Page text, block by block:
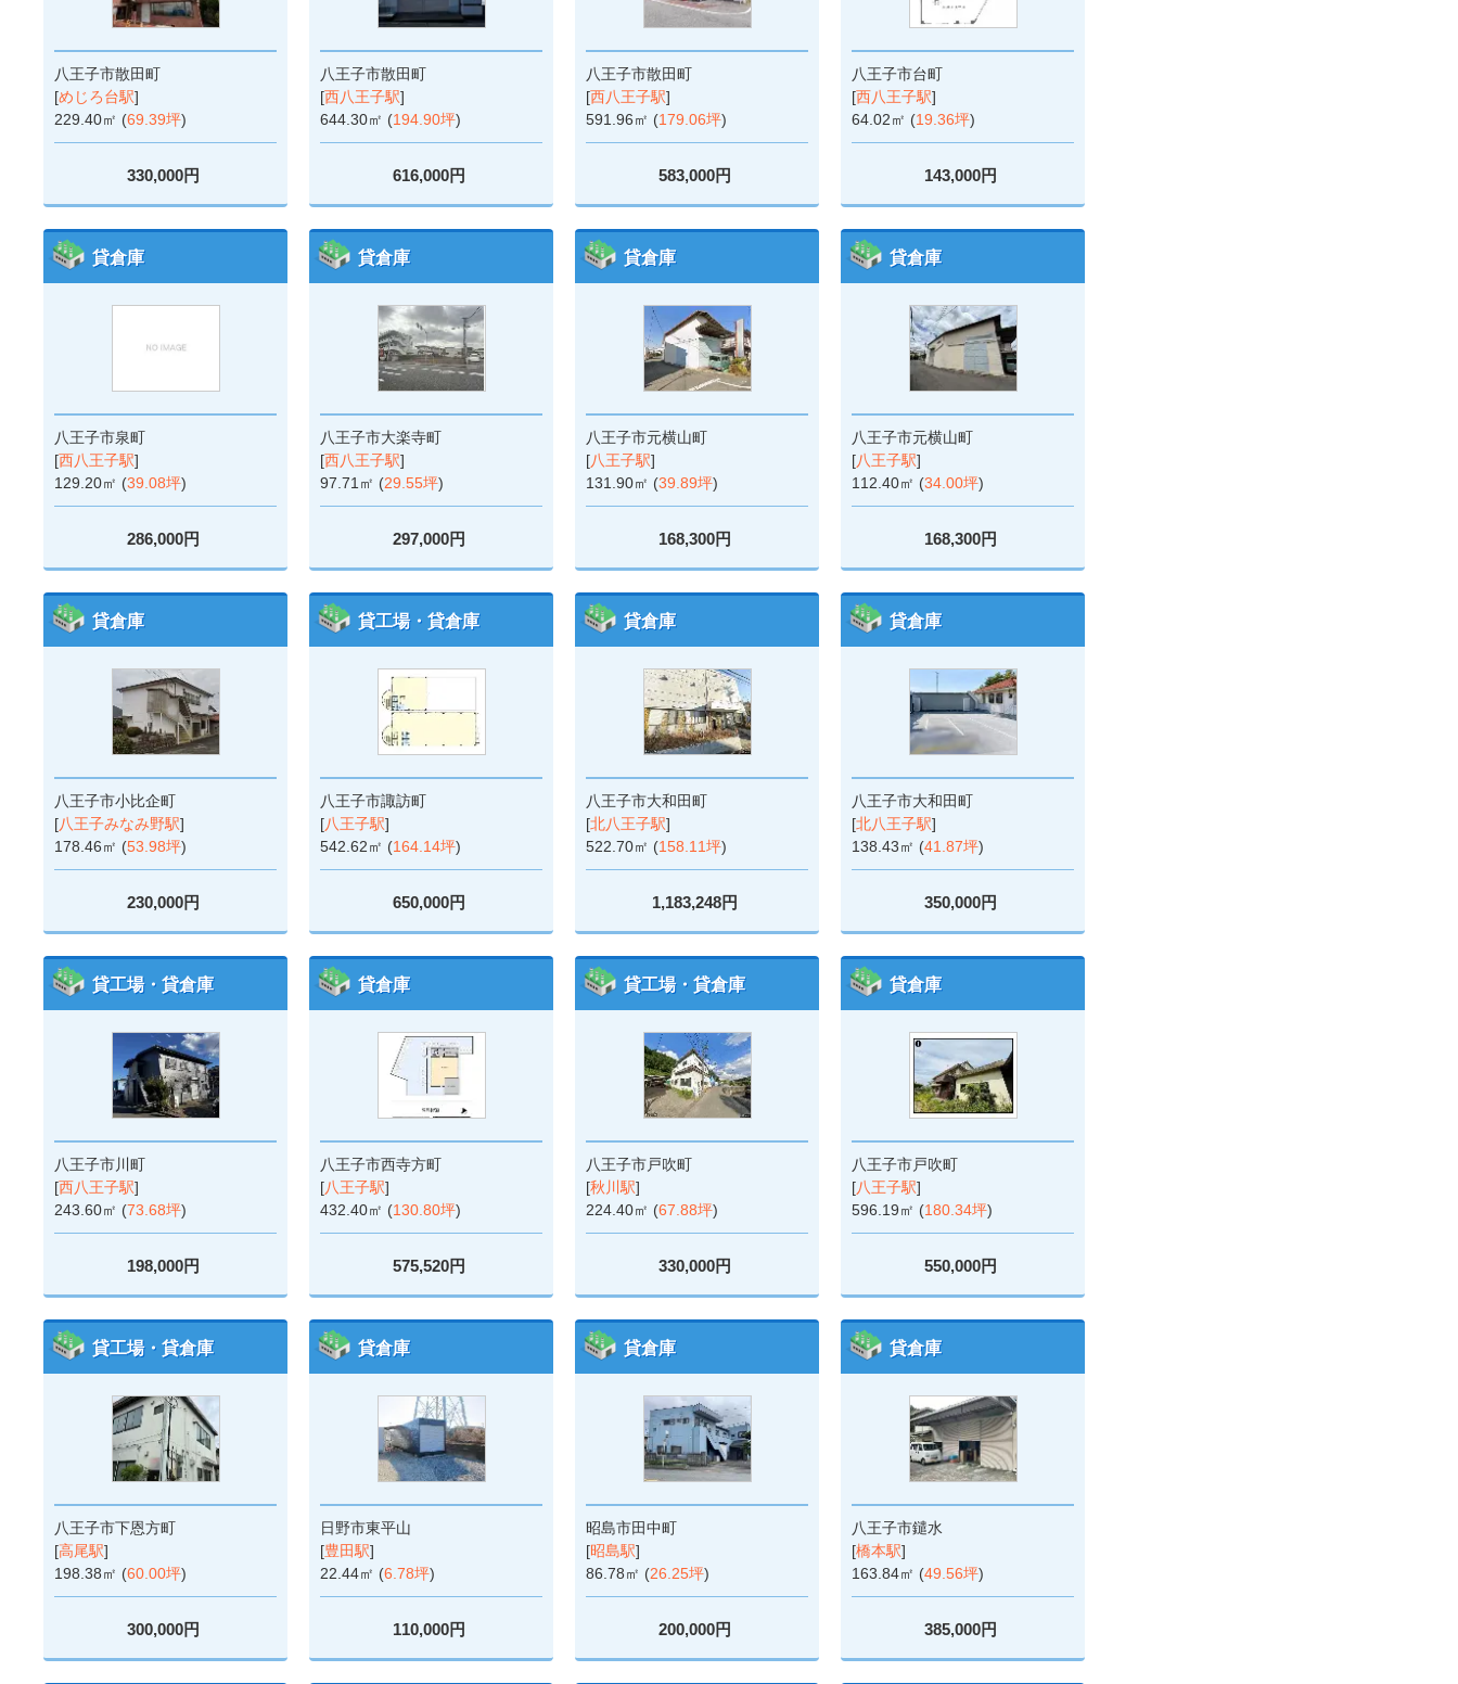
八王子市散田町
[めじろ台駅]
229.40㎡ (69.39坪)
330,000円
八王子市散田町
[西八王子駅]
644.30㎡ (194.90坪)
616,000円
八王子市散田町
[西八王子駅]
591.96㎡ (179.06坪)
583,000円
八王子市台町
[西八王子駅]
64.02㎡ (19.36坪)
143,000円
貸倉庫
八王子市泉町
[西八王子駅]
129.20㎡ (39.08坪)
286,000円
貸倉庫
八王子市大楽寺町
[西八王子駅]
97.71㎡ (29.55坪)
297,000円
貸倉庫
八王子市元横山町
[八王子駅]
131.90㎡ (39.89坪)
168,300円
貸倉庫
八王子市元横山町
[八王子駅]
112.40㎡ (34.00坪)
168,300円
貸倉庫
八王子市小比企町
[八王子みなみ野駅]
178.46㎡ (53.98坪)
230,000円
貸工場・貸倉庫
八王子市諏訪町
[八王子駅]
542.62㎡ (164.14坪)
650,000円
貸倉庫
八王子市大和田町
[北八王子駅]
522.70㎡ (158.11坪)
1,183,248円
貸倉庫
八王子市大和田町
[北八王子駅]
138.43㎡ (41.87坪)
350,000円
貸工場・貸倉庫
八王子市川町
[西八王子駅]
243.60㎡ (73.68坪)
198,000円
貸倉庫
八王子市西寺方町
[八王子駅]
432.40㎡ (130.80坪)
575,520円
貸工場・貸倉庫
八王子市戸吹町
[秋川駅]
224.40㎡ (67.88坪)
330,000円
貸倉庫
八王子市戸吹町
[八王子駅]
596.19㎡ (180.34坪)
550,000円
貸工場・貸倉庫
八王子市下恩方町
[高尾駅]
198.38㎡ (60.00坪)
300,000円
貸倉庫
日野市東平山
[豊田駅]
22.44㎡ (6.78坪)
110,000円
貸倉庫
昭島市田中町
[昭島駅]
86.78㎡ (26.25坪)
200,000円
貸倉庫
八王子市鑓水
[橋本駅]
163.84㎡ (49.56坪)
385,000円